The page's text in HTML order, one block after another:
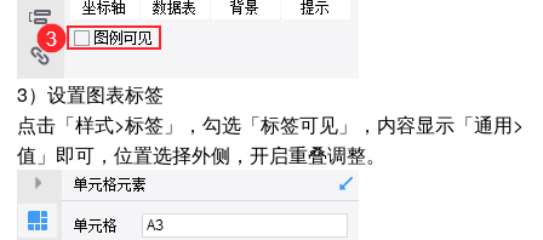
3）设置图表标签
点击「样式>标签」，勾选「标签可见」，内容显示「通用>
值」即可，位置选择外侧，开启重叠调整。